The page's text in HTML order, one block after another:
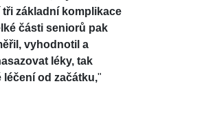
základní komplikace
části seniorů pak
vyhodnotil a
léky, tak
od začátku,"